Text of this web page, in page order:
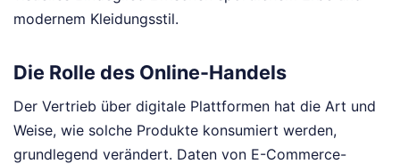
modernem Kleidungsstil.
Die Rolle des Online-Handels
Der Vertrieb über digitale Plattformen hat die Art und
Weise, wie solche Produkte konsumiert werden,
grundlegend verändert. Daten von E-Commerce-